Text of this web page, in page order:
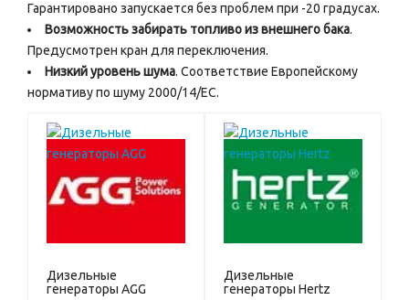
Гарантировано запускается без проблем при -20 градусах.
Возможность забирать топливо из внешнего бака.
Предусмотрен кран для переключения.
Низкий уровень шума. Соответствие Европейскому
нормативу по шуму 2000/14/ЕС.
Дизельные
генераторы AGG
Дизельные
генераторы Hertz